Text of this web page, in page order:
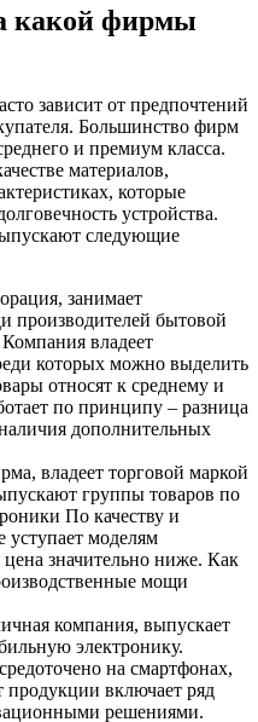
какой фирмы
зависит от предпочтений
Большинство фирм
и премиум класса.
материалов,
которые
устройства.
следующие
занимает
производителей бытовой
владеет
которых можно выделить
относят к среднему и
по принципу – разница
дополнительных
владеет торговой маркой
группы товаров по
По качеству и
моделям
значительно ниже. Как
мощи
компания, выпускает
электронику.
на смартфонах,
продукции включает ряд
решениями.